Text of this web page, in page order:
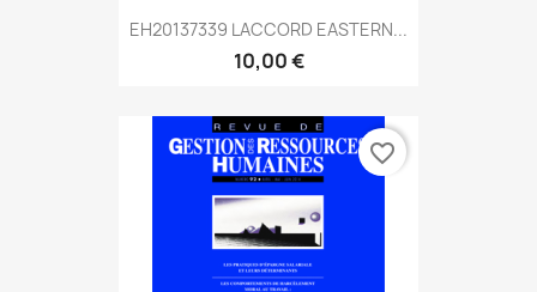
EH20137339 LACCORD EASTERN...
10,00 €
favorite_border